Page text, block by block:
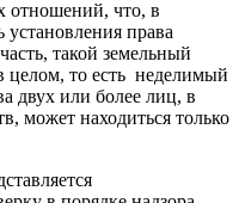
отношений, что, в
установления права
такой земельный
целом, то есть неделимый
двух или более лиц, в
может находиться только